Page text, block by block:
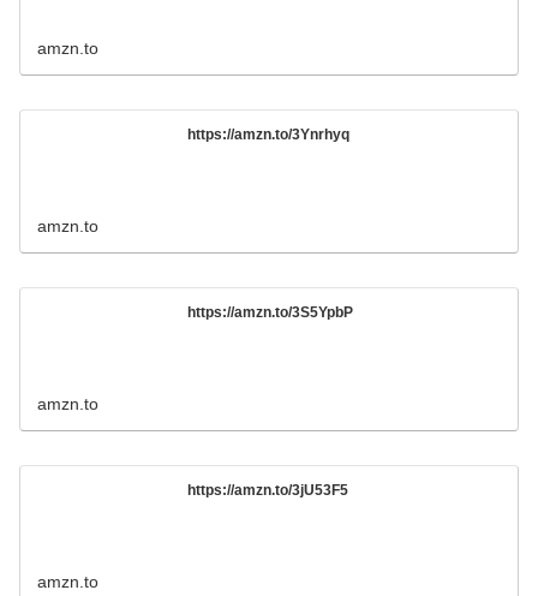
amzn.to
https://amzn.to/3Ynrhyq
amzn.to
https://amzn.to/3S5YpbP
amzn.to
https://amzn.to/3jU53F5
amzn.to